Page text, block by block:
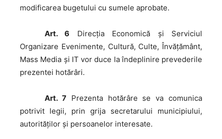
modificarea bugetului cu sumele aprobate.
Art. 6 Direcţia Economică și Serviciul
Organizare Evenimente, Cultură, Culte, Învățământ,
Mass Media și IT vor duce la îndeplinire prevederile
prezentei hotărâri.
Art. 7Prezenta hotărâre se va comunica
potrivit legii, prin grija secretarului municipiului,
autorităţilor şi persoanelor interesate.